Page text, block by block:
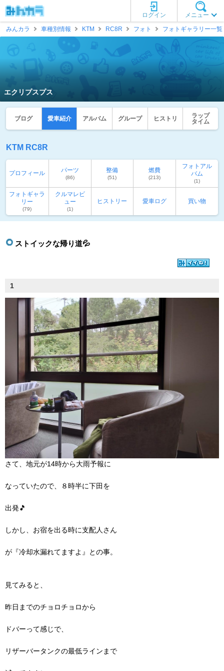
メニュー
ログイン
みんカラ
車種別情報 KTM RC8R フォト フォトギャラリー一覧
エクリプスプス
ブログ 愛車紹介 アルバム グループ ヒストリ
ラップ
タイム
KTM RC8R
プロフィール パーツ
(86)
整備
(51)
燃費
(213)
フォトアル
バム
(1)
フォトギャラ
リー
(79)
クルマレビ
ュー
(1)
ヒストリー 愛車ログ 買い物
ストイックな帰り道💦
1
さて、地元が14時から大雨予報に
なっていたので、８時半に下田を
出発🎵
しかし、お宿を出る時に支配人さん
が『冷却水漏れてますよ』との事。
見てみると、
昨日までのチョロチョロから
ドバーって感じで、
リザーバータンクの最低ラインまで